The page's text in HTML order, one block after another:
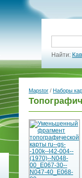
Найти:
Mapstor / Наборы